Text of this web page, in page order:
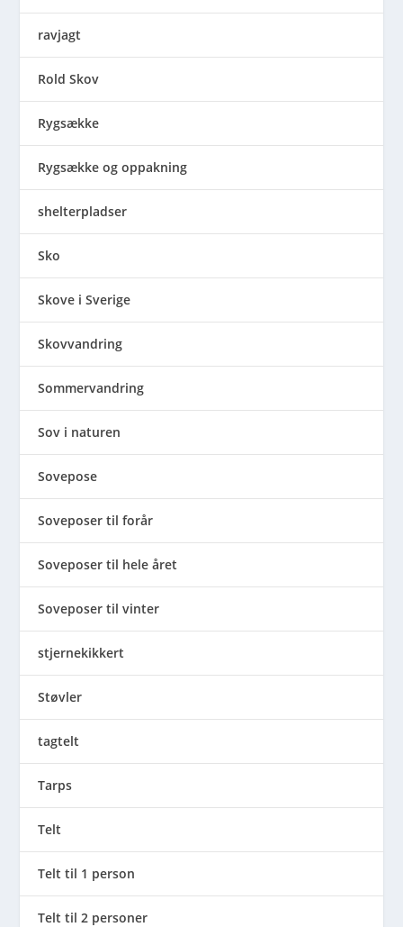
ravjagt
Rold Skov
Rygsække
Rygsække og oppakning
shelterpladser
Sko
Skove i Sverige
Skovvandring
Sommervandring
Sov i naturen
Sovepose
Soveposer til forår
Soveposer til hele året
Soveposer til vinter
stjernekikkert
Støvler
tagtelt
Tarps
Telt
Telt til 1 person
Telt til 2 personer